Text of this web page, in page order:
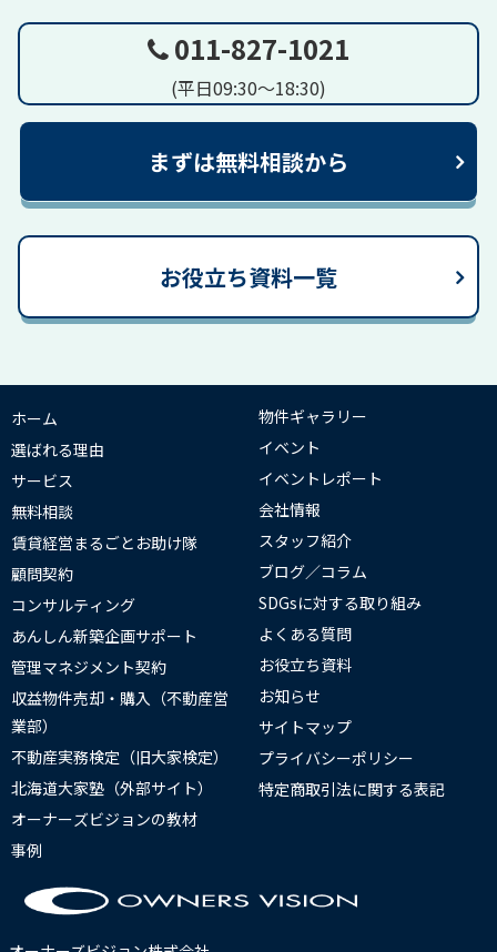
011-827-1021
(平日09:30～18:30)
まずは無料相談から
お役立ち資料一覧
ホーム
選ばれる理由
サービス
無料相談
賃貸経営まるごとお助け隊
顧問契約
コンサルティング
あんしん新築企画サポート
管理マネジメント契約
収益物件売却・購入（不動産営
業部）
不動産実務検定（旧大家検定）
北海道大家塾（外部サイト）
オーナーズビジョンの教材
事例
物件ギャラリー
イベント
イベントレポート
会社情報
スタッフ紹介
ブログ／コラム
SDGsに対する取り組み
よくある質問
お役立ち資料
お知らせ
サイトマップ
プライバシーポリシー
特定商取引法に関する表記